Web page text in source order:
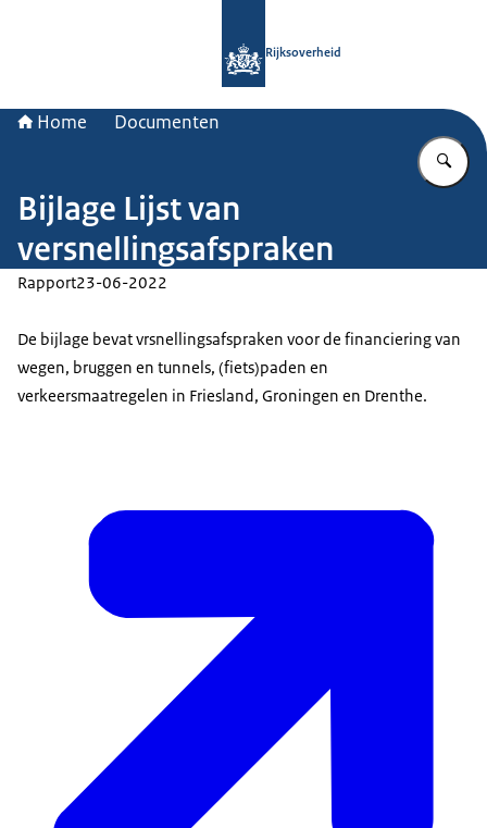
Rijksoverheid
Home Documenten
Bijlage Lijst van
versnellingsafspraken
Rapport23-06-2022
De bijlage bevat vrsnellingsafspraken voor de financiering van
wegen, bruggen en tunnels, (fiets)paden en
verkeersmaatregelen in Friesland, Groningen en Drenthe.